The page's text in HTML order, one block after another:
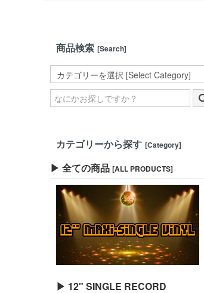
商品検索 [Search]
カテゴリーから探す [Category]
▶ 全ての商品 [ALL PRODUCTS]
▶ 12" SINGLE RECORD